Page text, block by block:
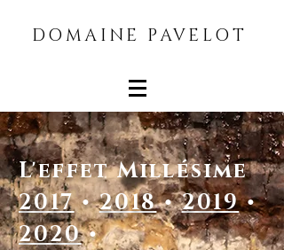
DOMAINE PAVELOT
L'effet Millésime
2017•2018•2019•
2020•